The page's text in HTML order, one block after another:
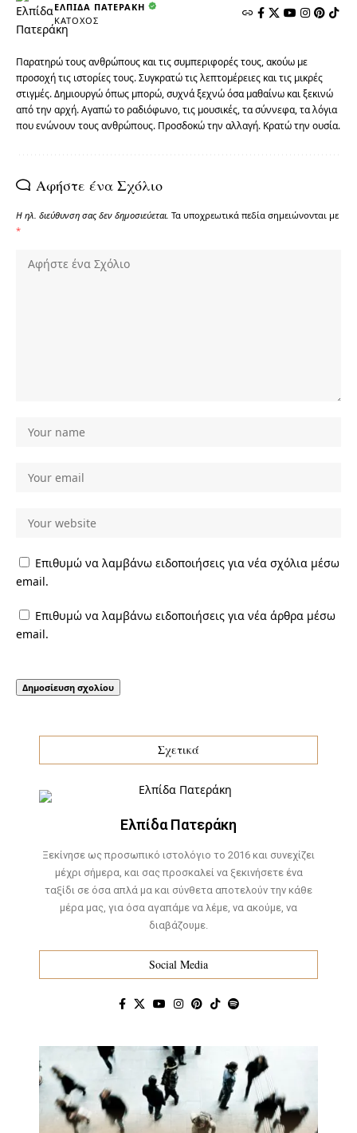
ΕΛΠΊΔΑ ΠΑΤΕΡΆΚΗ
ΚΆΤΟΧΟΣ
Παρατηρώ τους ανθρώπους και τις συμπεριφορές τους, ακούω με
προσοχή τις ιστορίες τους. Συγκρατώ τις λεπτομέρειες και τις μικρές
στιγμές. Δημιουργώ όπως μπορώ, συχνά ξεχνώ όσα μαθαίνω και ξεκινώ
από την αρχή. Αγαπώ το ραδιόφωνο, τις μουσικές, τα σύννεφα, τα λόγια
που ενώνουν τους ανθρώπους. Προσδοκώ την αλλαγή. Κρατώ την ουσία.
Αφήστε ένα Σχόλιο
Η ηλ. διεύθυνση σας δεν δημοσιεύεται. Τα υποχρεωτικά πεδία σημειώνονται με
*
Επιθυμώ να λαμβάνω ειδοποιήσεις για νέα σχόλια μέσω
email.
Επιθυμώ να λαμβάνω ειδοποιήσεις για νέα άρθρα μέσω
email.
Σχετικά
Ελπίδα Πατεράκη
Ξεκίνησε ως προσωπικό ιστολόγιο το 2016 και συνεχίζει
μέχρι σήμερα, και σας προσκαλεί να ξεκινήσετε ένα
ταξίδι σε όσα απλά μα και σύνθετα αποτελούν την κάθε
μέρα μας, για όσα αγαπάμε να λέμε, να ακούμε, να
διαβάζουμε.
Social Media